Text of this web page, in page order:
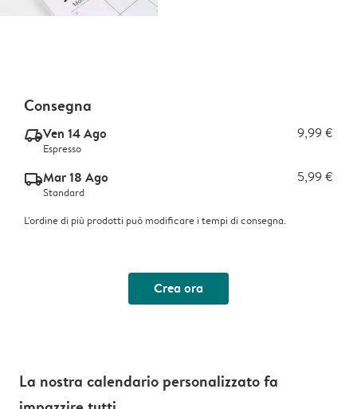
Consegna
delivery_express_v2Ven 14 Ago 9,99 €
Espresso
delivery_standard_v2Mar 18 Ago 5,99 €
Standard
L'ordine di più prodotti può modificare i tempi di consegna.
Crea ora
La nostra calendario personalizzato fa